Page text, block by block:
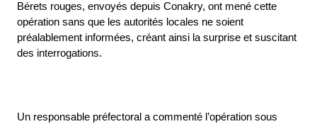
Bérets rouges, envoyés depuis Conakry, ont mené cette
opération sans que les autorités locales ne soient
préalablement informées, créant ainsi la surprise et suscitant
des interrogations.
Un responsable préfectoral a commenté l’opération sous